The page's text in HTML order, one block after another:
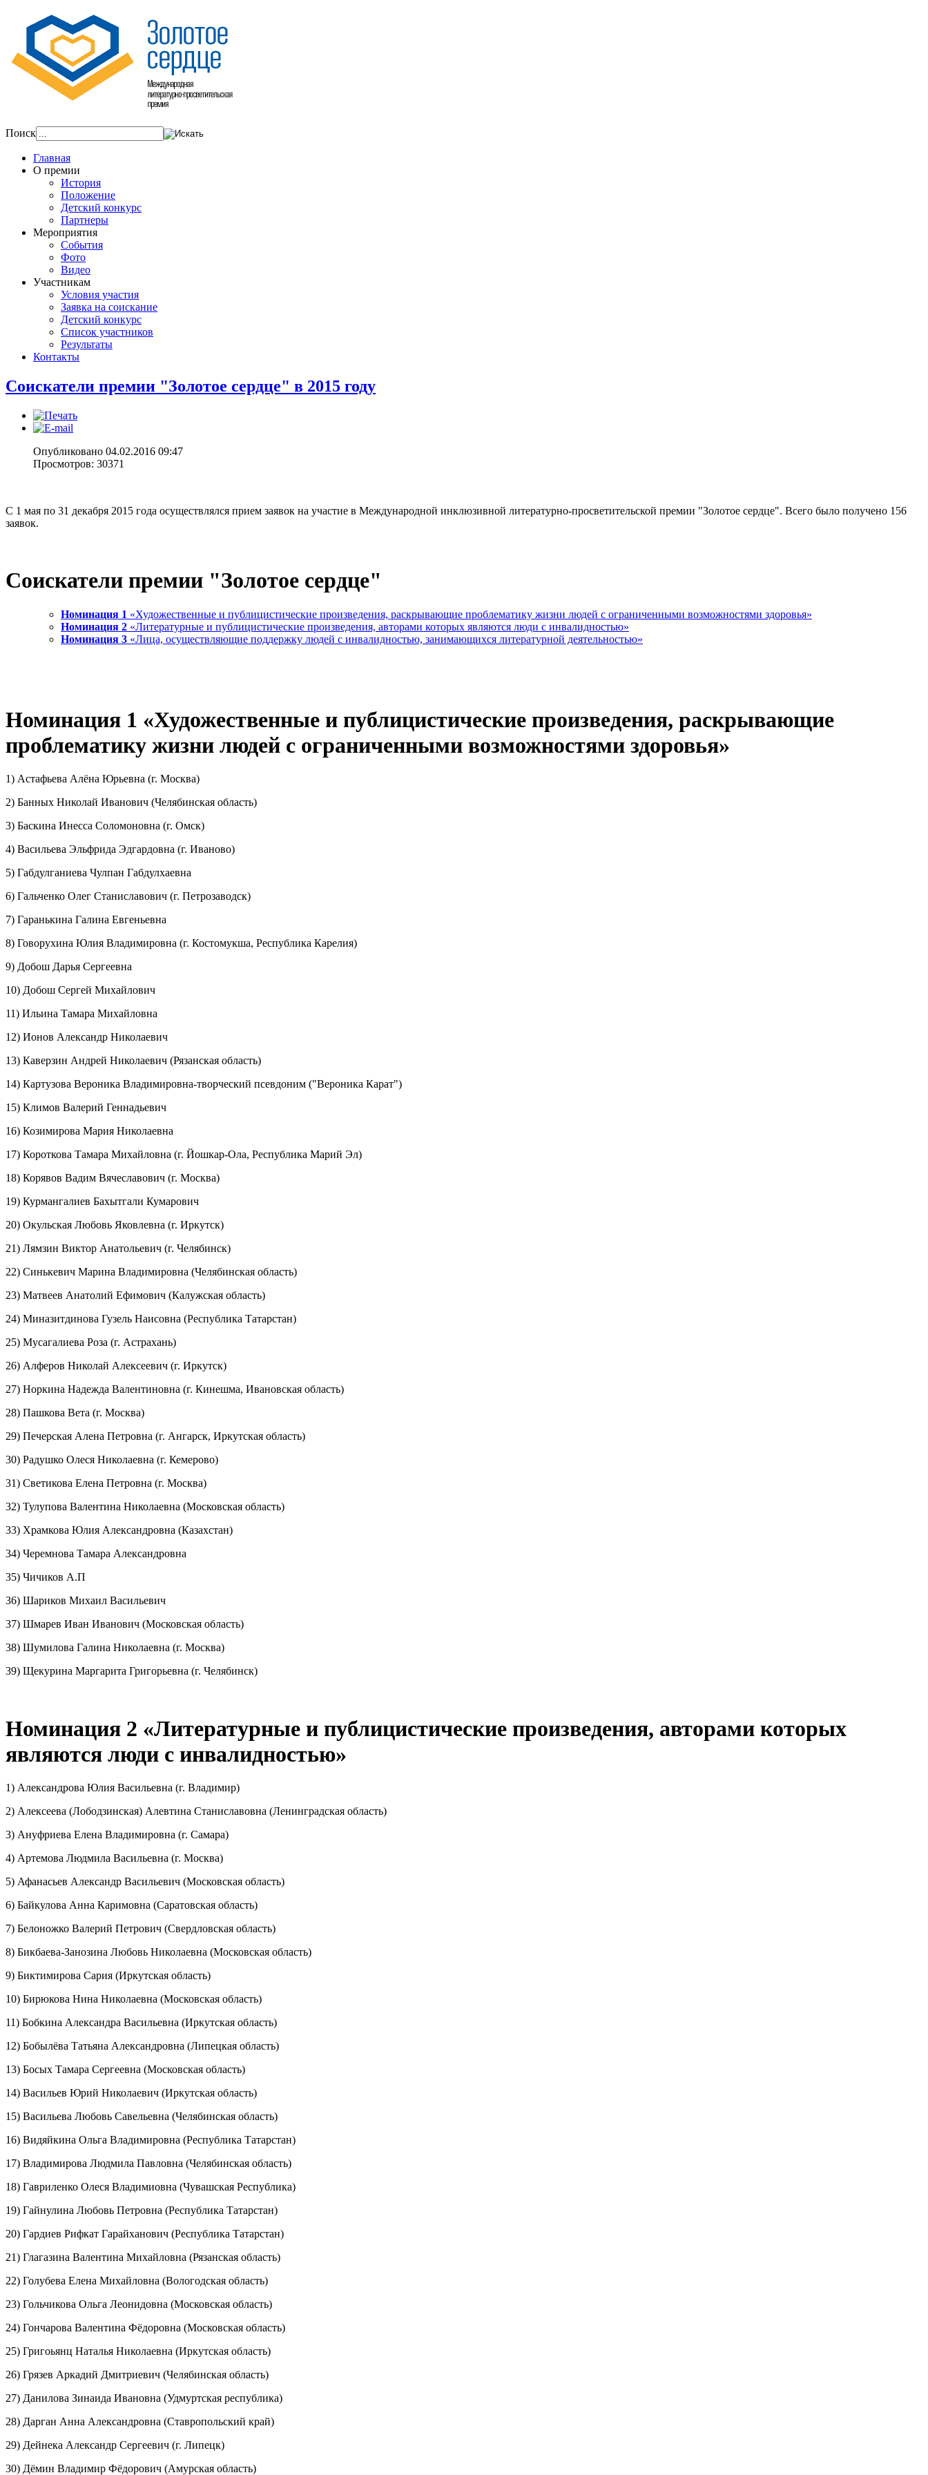
Поиск
Главная
О премии
История
Положение
Детский конкурс
Партнеры
Мероприятия
События
Фото
Видео
Участникам
Условия участия
Заявка на соискание
Детский конкурс
Список участников
Результаты
Контакты
Соискатели премии "Золотое сердце" в 2015 году
Опубликовано 04.02.2016 09:47
Просмотров: 30371
С 1 мая по 31 декабря 2015 года осуществлялся прием заявок на участие в Международной инклюзивной литературно-просветительской премии "Золотое сердце". Всего было получено 156
заявок.
Соискатели премии "Золотое сердце"
Номинация 1 «Художественные и публицистические произведения, раскрывающие проблематику жизни людей с ограниченными возможностями здоровья»
Номинация 2 «Литературные и публицистические произведения, авторами которых являются люди с инвалидностью»
Номинация 3 «Лица, осуществляющие поддержку людей с инвалидностью, занимающихся литературной деятельностью»
Номинация 1 «Художественные и публицистические произведения, раскрывающие
проблематику жизни людей с ограниченными возможностями здоровья»
1) Астафьева Алёна Юрьевна (г. Москва)
2) Банных Николай Иванович (Челябинская область)
3) Баскина Инесса Соломоновна (г. Омск)
4) Васильева Эльфрида Эдгардовна (г. Иваново)
5) Габдулганиева Чулпан Габдулхаевна
6) Гальченко Олег Станиславович (г. Петрозаводск)
7) Гаранькина Галина Евгеньевна
8) Говорухина Юлия Владимировна (г. Костомукша, Республика Карелия)
9) Добош Дарья Сергеевна
10) Добош Сергей Михайлович
11) Ильина Тамара Михайловна
12) Ионов Александр Николаевич
13) Каверзин Андрей Николаевич (Рязанская область)
14) Картузова Вероника Владимировна-творческий псевдоним ("Вероника Карат")
15) Климов Валерий Геннадьевич
16) Козимирова Мария Николаевна
17) Короткова Тамара Михайловна (г. Йошкар-Ола, Республика Марий Эл)
18) Корявов Вадим Вячеславович (г. Москва)
19) Курмангалиев Бахытгали Кумарович
20) Окульская Любовь Яковлевна (г. Иркутск)
21) Лямзин Виктор Анатольевич (г. Челябинск)
22) Синькевич Марина Владимировна (Челябинская область)
23) Матвеев Анатолий Ефимович (Калужская область)
24) Миназитдинова Гузель Наисовна (Республика Татарстан)
25) Мусагалиева Роза (г. Астрахань)
26) Алферов Николай Алексеевич (г. Иркутск)
27) Норкина Надежда Валентиновна (г. Кинешма, Ивановская область)
28) Пашкова Вета (г. Москва)
29) Печерская Алена Петровна (г. Ангарск, Иркутская область)
30) Радушко Олеся Николаевна (г. Кемерово)
31) Светикова Елена Петровна (г. Москва)
32) Тулупова Валентина Николаевна (Московская область)
33) Храмкова Юлия Александровна (Казахстан)
34) Черемнова Тамара Александровна
35) Чичиков А.П
36) Шариков Михаил Васильевич
37) Шмарев Иван Иванович (Московская область)
38) Шумилова Галина Николаевна (г. Москва)
39) Щекурина Маргарита Григорьевна (г. Челябинск)
Номинация 2 «Литературные и публицистические произведения, авторами которых
являются люди с инвалидностью»
1) Александрова Юлия Васильевна (г. Владимир)
2) Алексеева (Лободзинская) Алевтина Станиславовна (Ленинградская область)
3) Ануфриева Елена Владимировна (г. Самара)
4) Артемова Людмила Васильевна (г. Москва)
5) Афанасьев Александр Васильевич (Московская область)
6) Байкулова Анна Каримовна (Саратовская область)
7) Белоножко Валерий Петрович (Свердловская область)
8) Бикбаева-Занозина Любовь Николаевна (Московская область)
9) Биктимирова Сария (Иркутская область)
10) Бирюкова Нина Николаевна (Московская область)
11) Бобкина Александра Васильевна (Иркутская область)
12) Бобылёва Татьяна Александровна (Липецкая область)
13) Босых Тамара Сергеевна (Московская область)
14) Васильев Юрий Николаевич (Иркутская область)
15) Васильева Любовь Савельевна (Челябинская область)
16) Видяйкина Ольга Владимировна (Республика Татарстан)
17) Владимирова Людмила Павловна (Челябинская область)
18) Гавриленко Олеся Владимиовна (Чувашская Республика)
19) Гайнулина Любовь Петровна (Республика Татарстан)
20) Гардиев Рифкат Гарайханович (Республика Татарстан)
21) Глагазина Валентина Михайловна (Рязанская область)
22) Голубева Елена Михайловна (Вологодская область)
23) Гольчикова Ольга Леонидовна (Московская область)
24) Гончарова Валентина Фёдоровна (Московская область)
25) Григоьянц Наталья Николаевна (Иркутская область)
26) Грязев Аркадий Дмитриевич (Челябинская область)
27) Данилова Зинаида Ивановна (Удмуртская республика)
28) Дарган Анна Александровна (Ставропольский край)
29) Дейнека Александр Сергеевич (г. Липецк)
30) Дёмин Владимир Фёдорович (Амурская область)